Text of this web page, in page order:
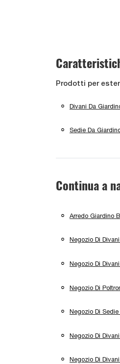
Prodotti per
Divani Da
Sedie Da
Continua a
Arredo Giardino
Negozio Di
Negozio Di
Negozio Di
Negozio Di
Negozio Di
Negozio Di